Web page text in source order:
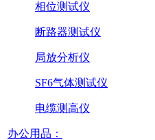
相位测试仪
断路器测试仪
局放分析仪
SF6气体测试仪
电缆测高仪
办公用品：